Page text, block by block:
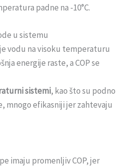
padne na -10°C.
u sistemu
vodu na visoku temperaturu
energije raste, a COP se
sistemi, kao što su podno
mnogo efikasniji jer zahtevaju
imaju promenljiv COP, jer